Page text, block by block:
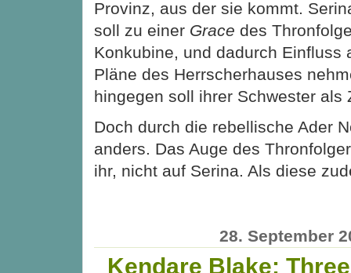
Provinz, aus der sie kommt.
soll zu einer Grace des
Konkubine, und dadurch Einfluss
Pläne des Herrscherhauses
hingegen soll ihrer Schwester als
Doch durch die rebellische Ader
anders. Das Auge des
ihr, nicht auf Serina. Als diese
28. September
Kendare Blake: